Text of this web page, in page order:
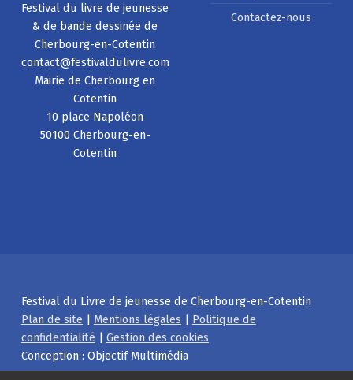
Festival du livre de jeunesse
& de bande dessinée de
Cherbourg-en-Cotentin
contact@festivaldulivre.com
Mairie de Cherbourg en
Cotentin
10 place Napoléon
50100 Cherbourg-en-
Cotentin
Contactez-nous
Festival du Livre de jeunesse de Cherbourg-en-Cotentin
Plan de site | Mentions légales | Politique de
confidentialité | Gestion des cookies
Conception : Objectif Multimédia